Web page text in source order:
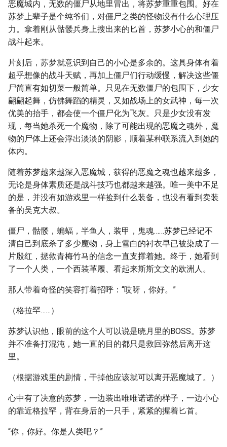
恶魔城内，无数的僵尸从地里冒出，将苏梦重重包围。好在
苏梦上辈子是个纯爷们，对僵尸之类的怪物没有什么心理压
力。拿着刚从骷髅兵身上搜出来的匕首，苏梦小心的和僵尸
战斗起来。
片刻后，苏梦就意识到自己的小心是多余的。这具身体有着
超乎想像的战斗天赋，再加上僵尸们行动缓慢，解决这些僵
尸简直有如切菜一般简单。只见在无数僵尸的包围下，少女
翩翩起舞，仿佛舞蹈的精灵，又如战场上的女武神，每一次
优美的抬手，都会使一个僵尸化为飞灰。只是少女没有发
现，每当她杀死一个魔物，除了可能出现的恶魔之魂外，魔
物的尸体上还会浮出淡淡的阴影，顺着某种联系流入到她的
体内。
随着苏梦越来越深入恶魔城，获得的恶魔之魂也越来越多，
无论是身体素质还是战斗技巧也都越来越强。唯一美中不足
的是，并没有如游戏里一样捡到什么装备，也没有看到卖装
备的吴克大叔。
僵尸，骷髅，蝙蝠，半鱼人，装甲，鬼魂……苏梦已经记不
清自己到底杀了多少魔物，身上雪白的衬衣早已被染成了一
片殷红，拯救青梅竹马的信念一直支撑着她。终于，她看到
了一个人类，一个西装革履、看起来斯斯文文的欧洲人。
那人带着奇怪的笑容打着招呼：“哎呀，你好。”
（格拉罕……）
苏梦认识他，眼前的这个人可以说是晓月里的BOSS。苏梦
并不准备打混沌，她一直的目的都只是救回弥然后离开这
里。
（根据游戏里的剧情，干掉他应该就可以离开恶魔城了。）
心中有了决意的苏梦，一边装出唯唯诺诺的样子，一边小心
的靠近格拉罕，背在身后的一只手，紧紧的握着匕首。
“你，你好。你是人类吧？”